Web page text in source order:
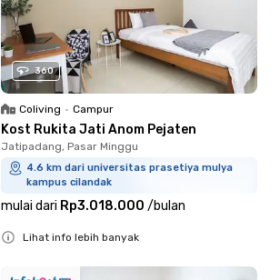
360
Coliving • Campur
Kost Rukita Jati Anom Pejaten
Jatipadang, Pasar Minggu
4.6 km dari universitas prasetiya mulya
kampus cilandak
mulai dari Rp3.018.000 /bulan
Lihat info lebih banyak